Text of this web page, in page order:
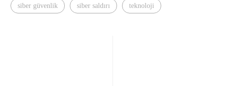
siber güvenlik siber saldırı teknoloji